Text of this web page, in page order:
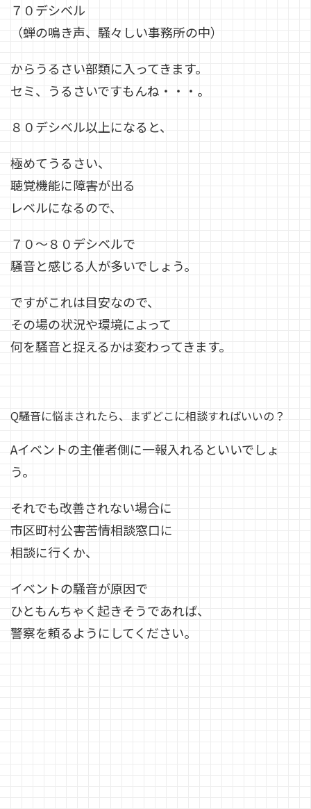
７０デシベル
（蝉の鳴き声、騒々しい事務所の中）
からうるさい部類に入ってきます。
セミ、うるさいですもんね・・・。
８０デシベル以上になると、
極めてうるさい、
聴覚機能に障害が出る
レベルになるので、
７０～８０デシベルで
騒音と感じる人が多いでしょう。
ですがこれは目安なので、
その場の状況や環境によって
何を騒音と捉えるかは変わってきます。
Q騒音に悩まされたら、まずどこに相談すればいいの？
Aイベントの主催者側に一報入れるといいでしょ
う。
それでも改善されない場合に
市区町村公害苦情相談窓口に
相談に行くか、
イベントの騒音が原因で
ひともんちゃく起きそうであれば、
警察を頼るようにしてください。